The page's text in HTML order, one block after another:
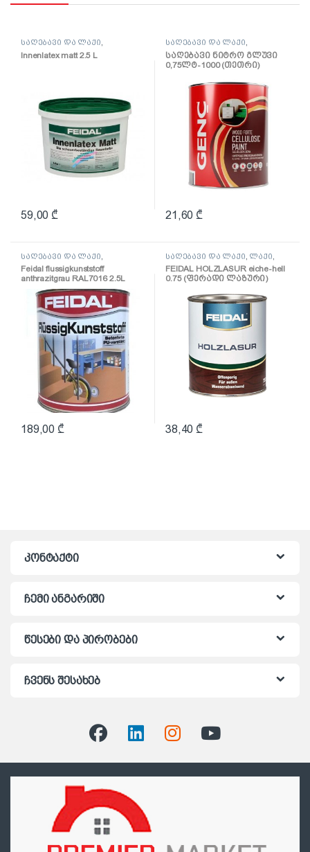
საღებავი და ლაქი
Innenlatex matt 2.5 L
59,00 ₾
საღებავი და ლაქი
საღებავი
საღებავი ნიტრო გლუვი
0,75ლტ-1000 (თეთრი)
21,60 ₾
საღებავი და ლაქი
საღებავი
Feidal flussigkunststoff
anthrazitgrau RAL7016 2.5L
(პოლიურეთანის
ზეთოვანი საღებავი
ანტრაციტი)
189,00 ₾
საღებავი და ლაქი ლაქი
საღებავი
FEIDAL HOLZLASUR eiche-hell
0.75 (ფერადი ლაზური)
38,40 ₾
კონტაქტი
ჩემი ანგარიში
წესები და პირობები
ჩვენს შესახებ